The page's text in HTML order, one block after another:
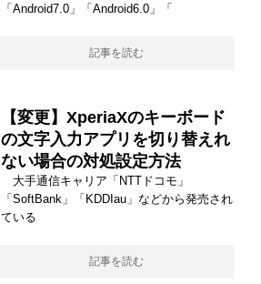
「Android7.0」「Android6.0」「
記事を読む
【変更】XperiaXのキーボード
の文字入力アプリを切り替えれ
ない場合の対処設定方法
大手通信キャリア「NTTドコモ」
「SoftBank」「KDDIau」などから発売され
ている
記事を読む